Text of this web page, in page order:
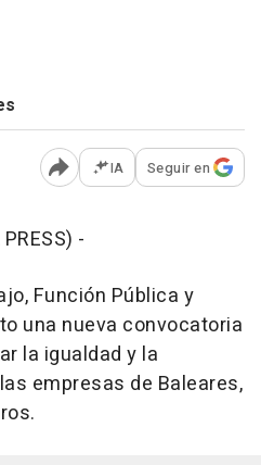
Abrir opciones para
IA Seguir en
-
Función Pública y
una nueva convocatoria
la igualdad y la
empresas de Baleares,